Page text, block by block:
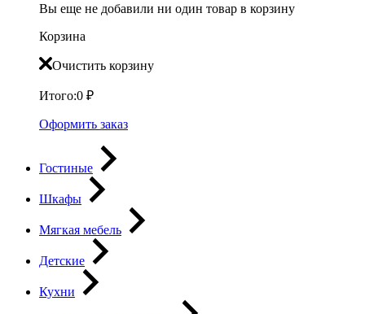
Вы еще не добавили ни один товар в корзину
Корзина
Очистить корзину
Итого:0 ₽
Оформить заказ
Гостиные
Шкафы
Мягкая мебель
Детские
Кухни